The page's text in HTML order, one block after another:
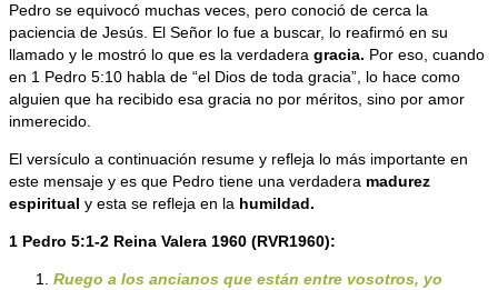
Pedro se equivocó muchas veces, pero conoció de cerca la
paciencia de Jesús. El Señor lo fue a buscar, lo reafirmó en su
llamado y le mostró lo que es la verdadera gracia. Por eso, cuando
en 1 Pedro 5:10 habla de “el Dios de toda gracia”, lo hace como
alguien que ha recibido esa gracia no por méritos, sino por amor
inmerecido.
El versículo a continuación resume y refleja lo más importante en
este mensaje y es que Pedro tiene una verdadera madurez
espiritual y esta se refleja en la humildad.
1 Pedro 5:1-2 Reina Valera 1960 (RVR1960):
Ruego a los ancianos que están entre vosotros, yo